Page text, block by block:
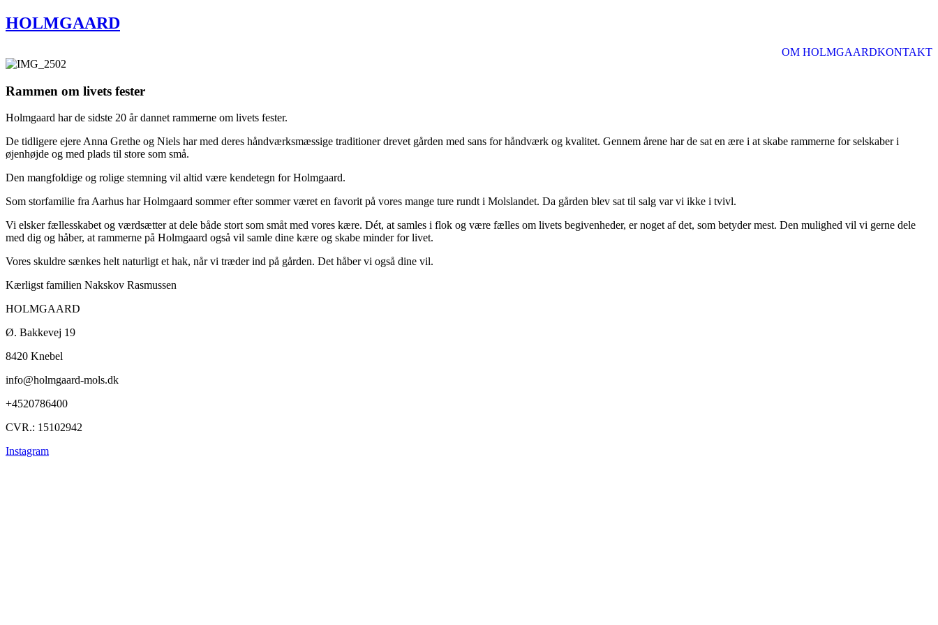
HOLMGAARD
OM HOLMGAARDKONTAKT
Rammen om livets fester
Holmgaard har de sidste 20 år dannet rammerne om livets fester.
De tidligere ejere Anna Grethe og Niels har med deres håndværksmæssige traditioner drevet gården med sans for håndværk og kvalitet. Gennem årene har de sat en ære i at skabe rammerne for selskaber i
øjenhøjde og med plads til store som små.
Den mangfoldige og rolige stemning vil altid være kendetegn for Holmgaard.
Som storfamilie fra Aarhus har Holmgaard sommer efter sommer været en favorit på vores mange ture rundt i Molslandet. Da gården blev sat til salg var vi ikke i tvivl.
Vi elsker fællesskabet og værdsætter at dele både stort som småt med vores kære. Dét, at samles i flok og være fælles om livets begivenheder, er noget af det, som betyder mest. Den mulighed vil vi gerne dele
med dig og håber, at rammerne på Holmgaard også vil samle dine kære og skabe minder for livet.
Vores skuldre sænkes helt naturligt et hak, når vi træder ind på gården. Det håber vi også dine vil.
Kærligst familien Nakskov Rasmussen
HOLMGAARD
Ø. Bakkevej 19
8420 Knebel
info@holmgaard-mols.dk
+4520786400
CVR.: 15102942
Instagram